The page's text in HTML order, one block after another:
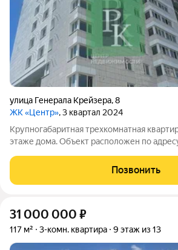
улица Генерала Крейзера,8
ЖК «Центр», 3 квартал 2024
Крупногабаритная трехкомнатная
этаже дома. Объект расположен по
теплая и солнечная, с удобной
подойдет для
Позвонить
31 000 000 ₽
117 м² 3-комн. квартира 9 этаж из 13